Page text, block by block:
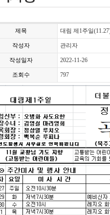
제목 대림 제1주일
작성자 관리자
작성일자 2022-11-26
조회수 797